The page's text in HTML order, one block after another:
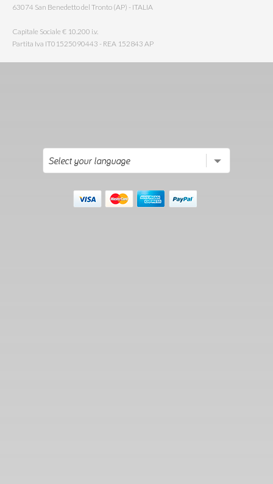
63074 San Benedetto del Tronto (AP) - ITALIA
Capitale Sociale € 10.200 i.v.
Partita Iva IT01525090443 - REA 152843 AP